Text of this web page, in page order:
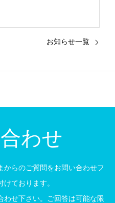
お知らせ一覧
わせ
からのご質問をお問い合わせフ
けております。
わせ下さい。ご回答は可能な限